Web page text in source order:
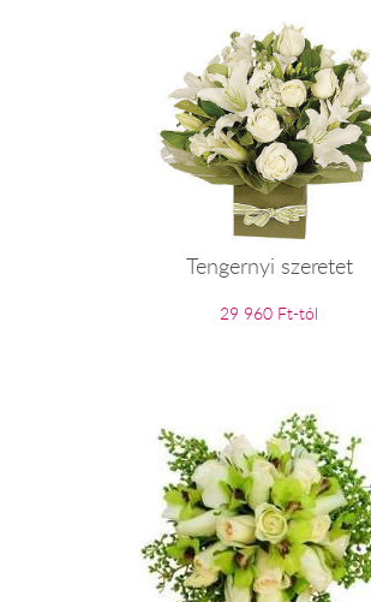
Tengernyi szeretet
29 960 Ft-tól